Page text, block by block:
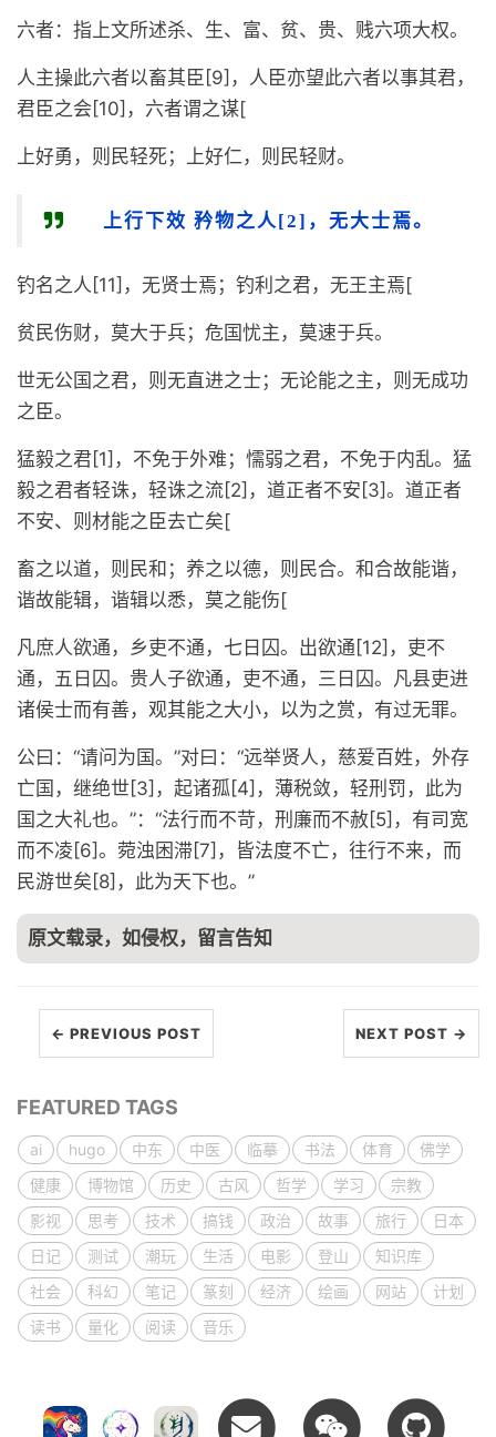
六者：指上文所述杀、生、富、贫、贵、贱六项大权。
人主操此六者以畜其臣[9]，人臣亦望此六者以事其君，
君臣之会[10]，六者谓之谋[
上好勇，则民轻死；上好仁，则民轻财。
上行下效 矜物之人[2]，无大士焉。
钓名之人[11]，无贤士焉；钓利之君，无王主焉[
贫民伤财，莫大于兵；危国忧主，莫速于兵。
世无公国之君，则无直进之士；无论能之主，则无成功
之臣。
猛毅之君[1]，不免于外难；懦弱之君，不免于内乱。猛
毅之君者轻诛，轻诛之流[2]，道正者不安[3]。道正者
不安、则材能之臣去亡矣[
畜之以道，则民和；养之以德，则民合。和合故能谐，
谐故能辑，谐辑以悉，莫之能伤[
凡庶人欲通，乡吏不通，七日囚。出欲通[12]，吏不
通，五日囚。贵人子欲通，吏不通，三日囚。凡县吏进
诸侯士而有善，观其能之大小，以为之赏，有过无罪。
公曰：“请问为国。”对曰：“远举贤人，慈爱百姓，外存
亡国，继绝世[3]，起诸孤[4]，薄税敛，轻刑罚，此为
国之大礼也。”：“法行而不苛，刑廉而不赦[5]，有司宽
而不凌[6]。菀浊困滞[7]，皆法度不亡，往行不来，而
民游世矣[8]，此为天下也。”
原文载录，如侵权，留言告知
← PREVIOUS POST NEXT POST →
FEATURED TAGS
ai hugo 中东 中医 临摹 书法 体育
佛学
健康
博物馆 历史 古风 哲学 学习
宗教
影视
思考 技术 搞钱 政治 故事 旅行
日本
日记
测试 潮玩 生活 电影 登山
知识库
社会
科幻 笔记 篆刻 经济 绘画 网站
计划
读书
量化 阅读 音乐